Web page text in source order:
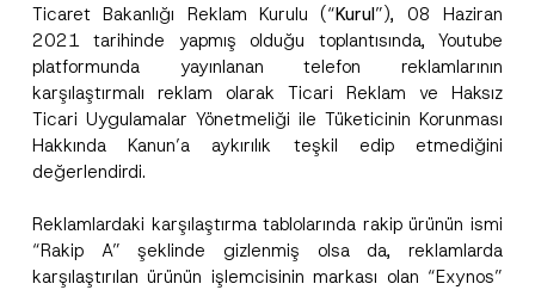
Ticaret Bakanlığı Reklam Kurulu (“Kurul”), 08 Haziran
2021 tarihinde yapmış olduğu toplantısında, Youtube
platformunda yayınlanan telefon reklamlarının
karşılaştırmalı reklam olarak Ticari Reklam ve Haksız
Ticari Uygulamalar Yönetmeliği ile Tüketicinin Korunması
Hakkında Kanun’a aykırılık teşkil edip etmediğini
değerlendirdi.
Reklamlardaki karşılaştırma tablolarında rakip ürünün ismi
“Rakip A” şeklinde gizlenmiş olsa da, reklamlarda
karşılaştırılan ürünün işlemcisinin markası olan “Exynos”